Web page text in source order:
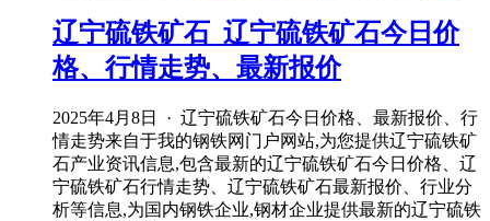
辽宁硫铁矿石_辽宁硫铁矿石今日价
格、行情走势、最新报价
2025年4月8日 · 辽宁硫铁矿石今日价格、最新报价、行
情走势来自于我的钢铁网门户网站,为您提供辽宁硫铁矿
石产业资讯信息,包含最新的辽宁硫铁矿石今日价格、辽
宁硫铁矿石行情走势、辽宁硫铁矿石最新报价、行业分
析等信息,为国内钢铁企业,钢材企业提供最新的辽宁硫铁